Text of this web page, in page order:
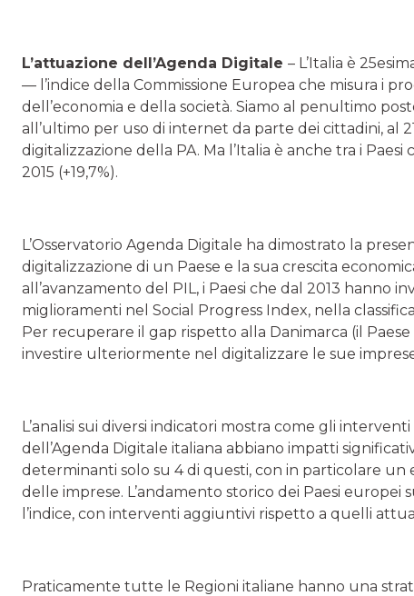
L’attuazione dell’Agenda Digitale – L’Italia è
— l’indice della Commissione Europea che misura i
dell’economia e della società. Siamo al penultimo
all’ultimo per uso di internet da parte dei cittadini, al
digitalizzazione della PA. Ma l’Italia è anche tra i
2015 (+19,7%).
L’Osservatorio Agenda Digitale ha dimostrato la
digitalizzazione di un Paese e la sua crescita
all’avanzamento del PIL, i Paesi che dal 2013 hanno
miglioramenti nel Social Progress Index, nella
Per recuperare il gap rispetto alla Danimarca (il
investire ulteriormente nel digitalizzare le sue
L’analisi sui diversi indicatori mostra come gli
dell’Agenda Digitale italiana abbiano impatti
determinanti solo su 4 di questi, con in particolare
delle imprese. L’andamento storico dei Paesi
l’indice, con interventi aggiuntivi rispetto a quelli
Praticamente tutte le Regioni italiane hanno una